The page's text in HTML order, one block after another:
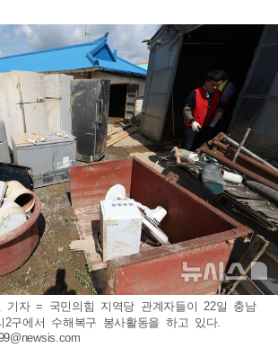
기자 = 국민의힘 지역당 관계자들이 22일 충남
구에서 수해복구 봉사활동을 하고 있다.